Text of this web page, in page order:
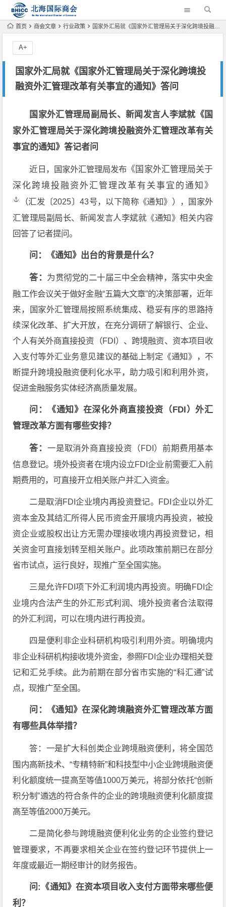
首页 商会文章 行业政策 国家外汇局就《国家外汇管理局关于深化跨境投融资外汇管理改革有关事宜的通知》答问
国家外汇局就《国家外汇管理局关于深化跨境投
融资外汇管理改革有关事宜的通知》答问
A+
国家外汇管理局副局长、新闻发言人李斌就《国
家外汇管理局关于深化跨境投融资外汇管理改革有关
事宜的通知》答记者问
近日，国家外汇管理局发布 《国家外汇管理局关于
深化跨境投融资外汇管理改革有关事宜的通知》
（汇发〔2025〕43号，以下简称《通知》），国家外
汇管理局副局长、新闻发言人李斌就《通知》相关内容
回答了记者提问。
问：《通知》出台的背景是什么？
答： 为贯彻党的二十届三中全会精神，落实中央金
融工作会议关于做好金融“五篇大文章”的决策部署，近年
来，国家外汇管理局按照系统集成、稳妥有序的思路持
续深化改革、扩大开放，在充分调研了解银行、企业、
个人有关外商直接投资（FDI）、跨境融资、资本项目收
入支付等外汇业务意见建议的基础上制定《通知》，不
断提升跨境投融资便利化水平，助力吸引和利用外资，
促进金融服务实体经济高质量发展。
问：《通知》在深化外商直接投资（FDI）外汇
管理改革方面有哪些安排？
答： 一是取消外商直接投资（FDI）前期费用基本
信息登记。境外投资者在境内设立FDI企业前需要汇入前
期费用的，可直接开立相关账户并汇入资金。
二是取消FDI企业境内再投资登记。FDI企业以外汇
资本金及其结汇所得人民币资金开展境内再投资，被投
资企业或股权出让方无需办理接收境内再投资登记，相
关资金可直接划转至相关账户。此项政策前期已在部分
省市试点，运行良好，现推广至全国实施。
三是允许FDI项下外汇利润境内再投资。明确FDI企
业境内合法产生的外汇形式利润、境外投资者合法取得
的外汇利润，可以在境内进行再投资。
四是便利非企业科研机构吸引利用外资。明确境内
非企业科研机构接收境外资金，参照FDI企业办理相关登
记和汇兑手续。此为前期在部分省市实施的“科汇通”试
点，现推广至全国。
问：《通知》在深化跨境融资外汇管理改革方面
有哪些具体举措？
答：一是扩大科创类企业跨境融资便利，将全国范
围内高新技术、“专精特新”和科技型中小企业跨境融资便
利化额度统一提高至等值1000万美元，将部分依托“创新
积分制”遴选的符合条件的企业的跨境融资便利化额度提
高至等值2000万美元。
二是简化参与跨境融资便利化业务的企业签约登记
管理要求，不再要求相关企业在签约登记环节提供上一
年度或最近一期经审计的财务报告。
问:《通知》在资本项目收入支付方面带来哪些便
利？